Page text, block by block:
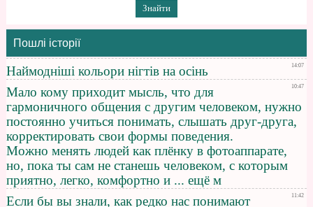
Пошлі історії